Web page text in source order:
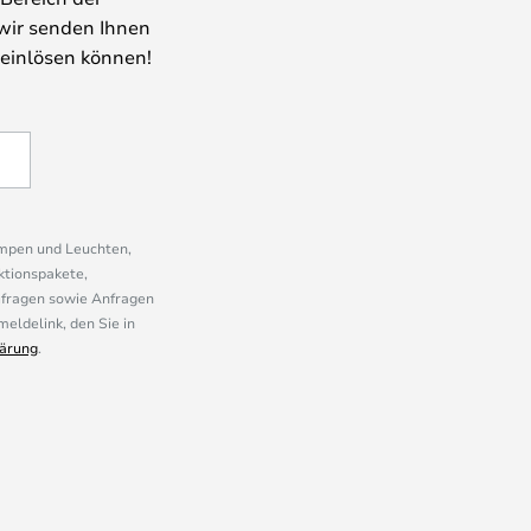
senden Ihnen
können!
und Leuchten,
sowie Anfragen
den Sie in
.